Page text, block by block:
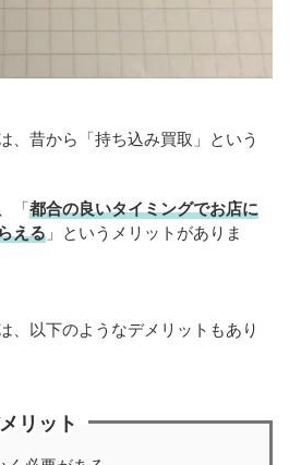
、昔から「持ち込み買取」という
「都合の良いタイミングでお店に
える 」というメリットがありま
、以下のようなデメリットもあり
リット